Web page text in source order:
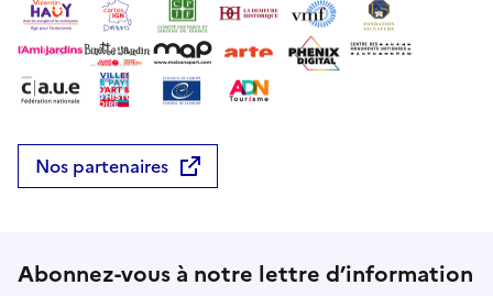
Nos partenaires
Abonnez-vous à notre lettre d’information